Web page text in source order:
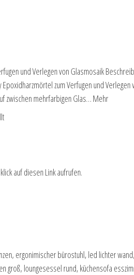
und Verlegen von Glasmosaik
zum Verfugen und Verlegen
zwischen mehrfarbigen Glas… Mehr
auf diesen Link aufrufen.
ergonimischer bürostuhl, led lichter
groß, loungesessel rund, küchensofa